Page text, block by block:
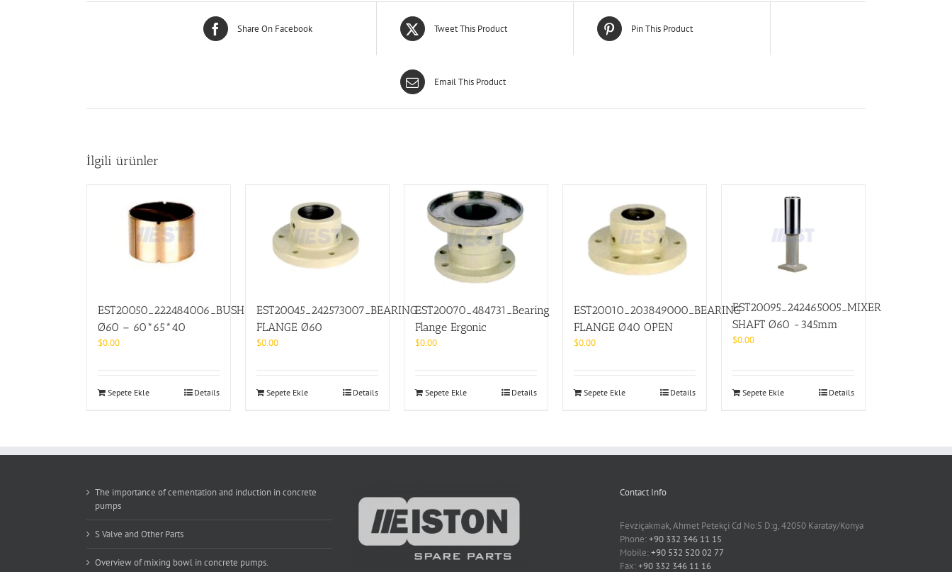
Share On Facebook Tweet This Product Pin This Product
Email This Product
İlgili ürünler
EST20050_222484006_BUSH
Ø60 – 60*65*40
$0.00
Sepete Ekle Details
EST20045_242573007_BEARING
FLANGE Ø60
$0.00
Sepete Ekle Details
EST20070_484731_Bearing
Flange Ergonic
$0.00
Sepete Ekle Details
EST20010_203849000_BEARING
FLANGE Ø40 OPEN
$0.00
Sepete Ekle Details
EST20095_242465005_MIXER
SHAFT Ø60 -345mm
$0.00
Sepete Ekle Details
The importance of cementation and induction in concrete
pumps
S Valve and Other Parts
Overview of mixing bowl in concrete pumps.
Contact Info
Fevziçakmak, Ahmet Petekçi Cd No:5 D:g, 42050 Karatay/Konya
Phone:+90 332 346 11 15
Mobile:+90 532 520 02 77
Fax:+90 332 346 11 16